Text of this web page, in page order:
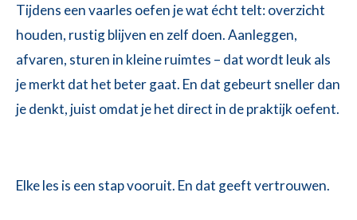
Tijdens een vaarles oefen je wat écht telt: overzicht
houden, rustig blijven en zelf doen. Aanleggen,
afvaren, sturen in kleine ruimtes – dat wordt leuk als
je merkt dat het beter gaat. En dat gebeurt sneller dan
je denkt, juist omdat je het direct in de praktijk oefent.
Elke les is een stap vooruit. En dat geeft vertrouwen.